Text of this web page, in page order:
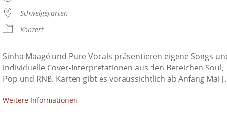
Schweigegarten
Konzert
Sinha Maagé und Pure Vocals präsentieren eigene Songs
individuelle Cover-Interpretationen aus den Bereichen Soul,
Pop und RNB. Karten gibt es voraussichtlich ab Anfang Mai
Weitere Informationen